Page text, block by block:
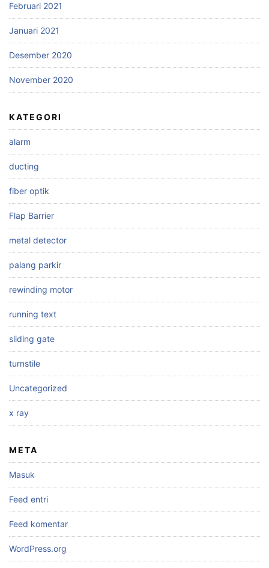
Februari 2021
Januari 2021
Desember 2020
November 2020
KATEGORI
alarm
ducting
fiber optik
Flap Barrier
metal detector
palang parkir
rewinding motor
running text
sliding gate
turnstile
Uncategorized
x ray
META
Masuk
Feed entri
Feed komentar
WordPress.org